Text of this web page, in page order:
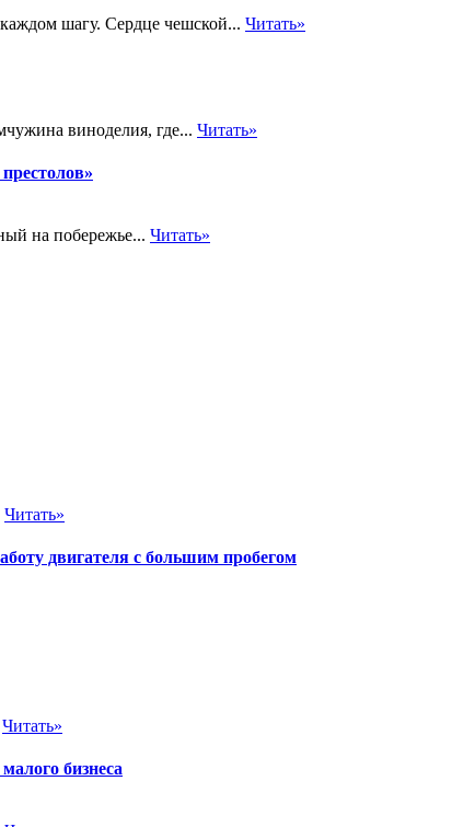
шагу. Сердце чешской... Читать»
виноделия, где... Читать»
на побережье... Читать»
Читать»
двигателя с большим пробегом
Читать»
бизнеса